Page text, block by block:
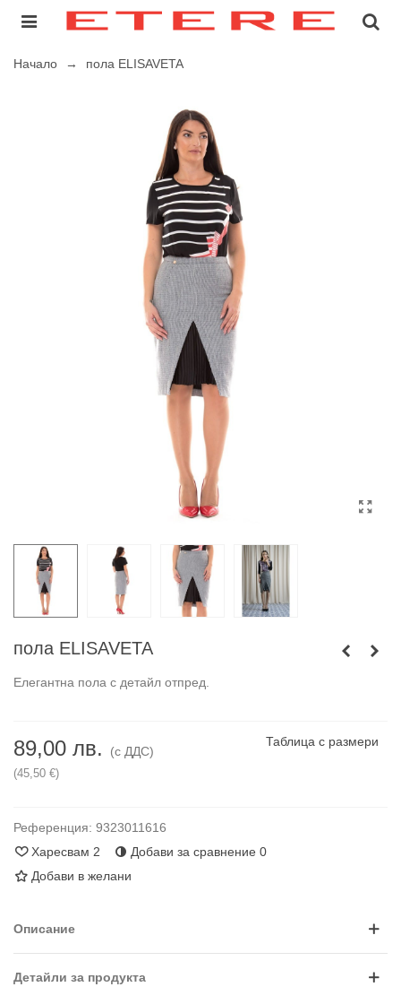
Начало → пола ELISAVETA
пола ELISAVETA
Елегантна пола с детайл отпред.
89,00 лв. (с ДДС)
(45,50 €)
Таблица с размери
Референция: 9323011616
Харесвам 2 Добави за сравнение 0
Добави в желани
Описание
Детайли за продукта